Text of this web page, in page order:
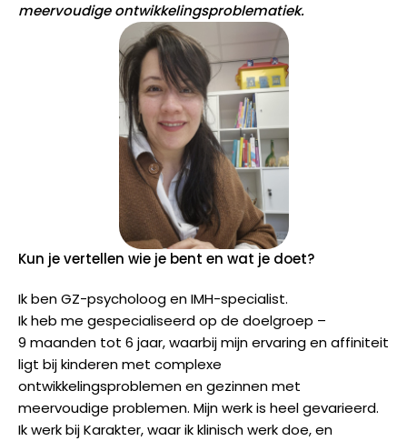
meervoudige ontwikkelingsproblematiek.
Kun je vertellen wie je bent en wat je doet?
Ik ben GZ-psycholoog en IMH-specialist.
Ik heb me gespecialiseerd op de doelgroep –
9 maanden tot 6 jaar, waarbij mijn ervaring en affiniteit
ligt bij kinderen met complexe
ontwikkelingsproblemen en gezinnen met
meervoudige problemen. Mijn werk is heel gevarieerd.
Ik werk bij Karakter, waar ik klinisch werk doe, en